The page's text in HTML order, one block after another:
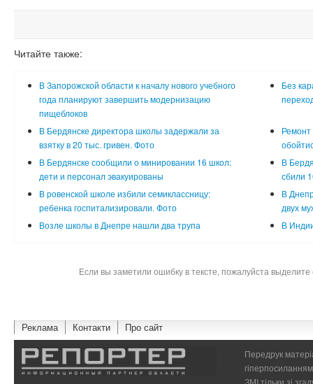
Читайте также:
В Запорожской области к началу нового учебного
года планируют завершить модернизацию
пищеблоков
Без
В Бердянске директора школы задержали за
взятку в 20 тыс. гривен. Фото
В Бердянске сообщили о минировании 16 школ:
дети и персонал эвакуированы
В
сбили
В ровенской школе избили семиклассницу:
ребенка госпитализировали. Фото
В
двух
Возле школы в Днепре нашли два трупа
В
Если вы заметили ошибку в тексте, пожалуйста
Реклама Контакти Про сайт
Передрук
ЗМІ тільки зі